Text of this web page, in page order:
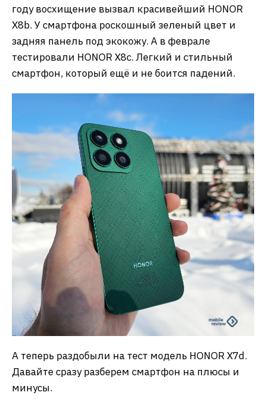
году восхищение вызвал красивейший HONOR
X8b. У смартфона роскошный зеленый цвет и
задняя панель под экокожу. А в феврале
тестировали HONOR X8c. Легкий и стильный
смартфон, который ещё и не боится падений.
А теперь раздобыли на тест модель HONOR X7d.
Давайте сразу разберем смартфон на плюсы и
минусы.